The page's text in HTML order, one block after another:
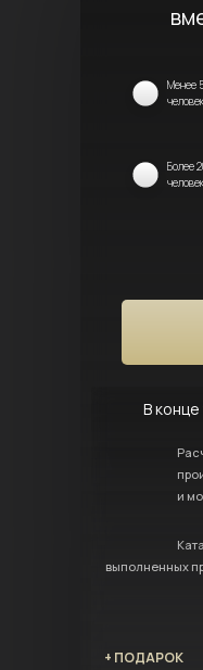
Менее
человек
Более
человек
В конце
и
выполненных
+ ПОДАРОК